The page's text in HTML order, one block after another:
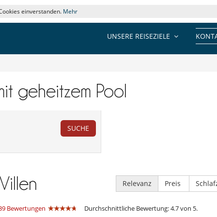
einverstanden. Mehr
UNSERE REISEZIELE
geheitzem Pool
SUCHE
Relevanz Preis
Bewertungen Durchschnittliche Bewertung: 4.7 von 5.